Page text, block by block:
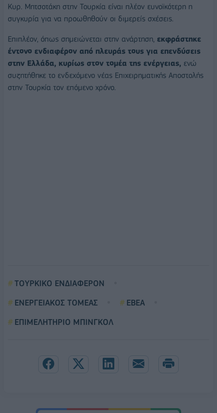
Κυρ. Μητσοτάκη στην Τουρκία είναι πλέον ευνοϊκότερη η
συγκυρία για να προωθηθούν οι διμερείς σχέσεις.
Επιπλέον, όπως σημειώνεται στην ανάρτηση, εκφράστηκε
έντονο ενδιαφέρον από πλευράς τους για επενδύσεις
στην Ελλάδα, κυρίως στον τομέα της ενέργειας, ενώ
συζητήθηκε το ενδεχόμενο νέας Επιχειρηματικής Αποστολής
στην Τουρκία τον επόμενο χρόνο.
ΤΟΥΡΚΙΚΟ ΕΝΔΙΑΦΕΡΟΝ
ΕΝΕΡΓΕΙΑΚΟΣ ΤΟΜΕΑΣ
ΕΒΕΑ
ΕΠΙΜΕΛΗΤΗΡΙΟ ΜΠΙΝΓΚΟΛ